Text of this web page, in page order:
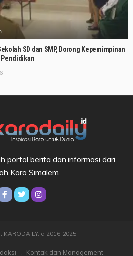
SD dan SMP, Dorong Kepemimpinan
portal berita dan informasi dari
Karo Simalem
KARODAILY.id 2016-2025
Kontak dan Management